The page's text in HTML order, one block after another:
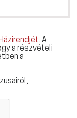
Házirendjét. A
a részvételi
a